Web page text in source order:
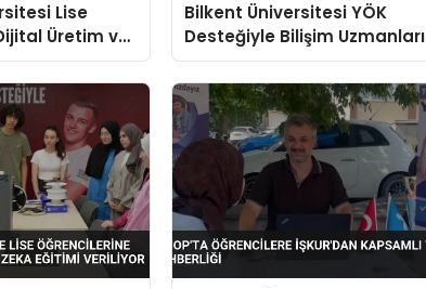
Lise
Üretim ve
Veriyor
Bilkent Üniversitesi YÖK
Desteğiyle Bilişim Uzmanları
Yetiştiriyor